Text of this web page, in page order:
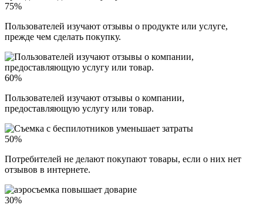
75%
Пользователей изучают отзывы о продукте или услуге,
прежде чем сделать покупку.
60%
Пользователей изучают отзывы о компании,
предоставляющую услугу или товар.
50%
Потребителей не делают покупают товары, если о них нет
отзывов в интернете.
30%